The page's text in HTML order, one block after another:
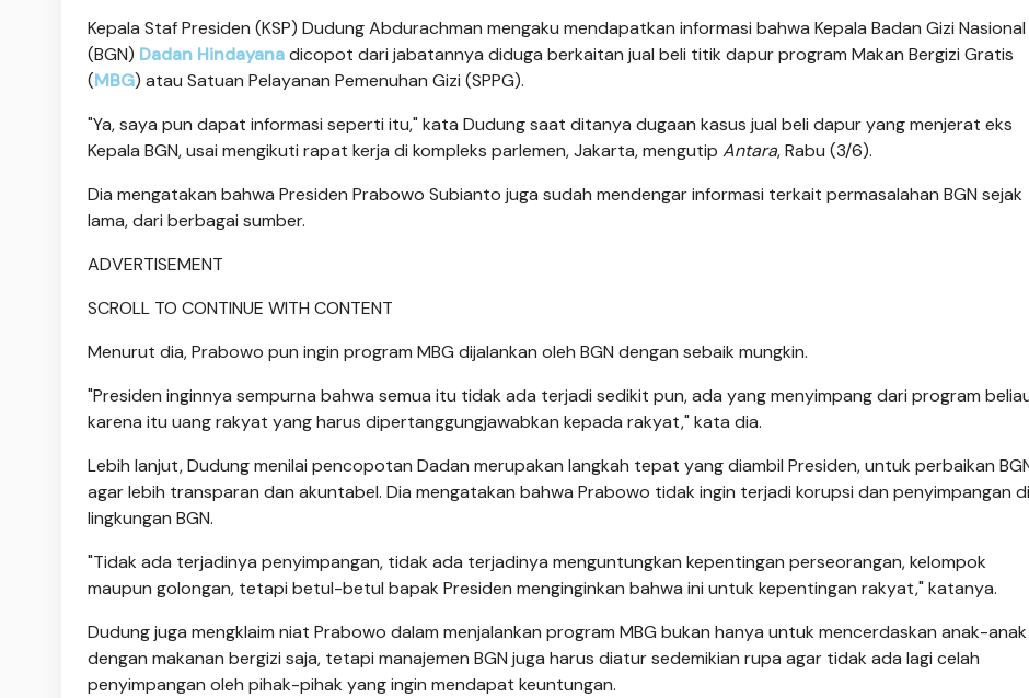
Kepala Staf Presiden (KSP) Dudung Abdurachman mengaku mendapatkan informasi bahwa Kepala Badan Gizi Nasional
(BGN) Dadan Hindayanadicopot dari jabatannya diduga berkaitan jual beli titik dapur program Makan Bergizi Gratis
(MBG) atau Satuan Pelayanan Pemenuhan Gizi (SPPG).
"Ya, saya pun dapat informasi seperti itu," kata Dudung saat ditanya dugaan kasus jual beli dapur yang menjerat eks
Kepala BGN, usai mengikuti rapat kerja di kompleks parlemen, Jakarta, mengutip Antara, Rabu (3/6).
Dia mengatakan bahwa Presiden Prabowo Subianto juga sudah mendengar informasi terkait permasalahan BGN sejak
lama, dari berbagai sumber.
ADVERTISEMENT
SCROLL TO CONTINUE WITH CONTENT
Menurut dia, Prabowo pun ingin program MBG dijalankan oleh BGN dengan sebaik mungkin.
"Presiden inginnya sempurna bahwa semua itu tidak ada terjadi sedikit pun, ada yang menyimpang dari program
karena itu uang rakyat yang harus dipertanggungjawabkan kepada rakyat," kata dia.
Lebih lanjut, Dudung menilai pencopotan Dadan merupakan langkah tepat yang diambil Presiden, untuk perbaikan
agar lebih transparan dan akuntabel. Dia mengatakan bahwa Prabowo tidak ingin terjadi korupsi dan penyimpangan di
lingkungan BGN.
"Tidak ada terjadinya penyimpangan, tidak ada terjadinya menguntungkan kepentingan perseorangan, kelompok
maupun golongan, tetapi betul-betul bapak Presiden menginginkan bahwa ini untuk kepentingan rakyat," katanya.
Dudung juga mengklaim niat Prabowo dalam menjalankan program MBG bukan hanya untuk mencerdaskan anak-anak
dengan makanan bergizi saja, tetapi manajemen BGN juga harus diatur sedemikian rupa agar tidak ada lagi celah
penyimpangan oleh pihak-pihak yang ingin mendapat keuntungan.